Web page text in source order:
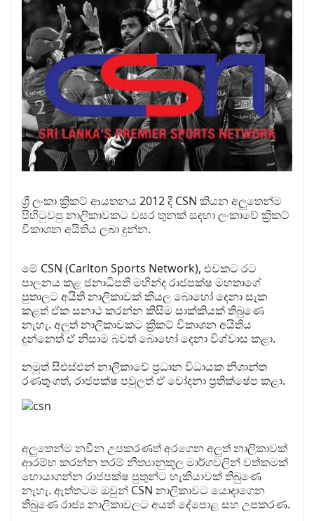
ශ්‍රී ලංකා ක්‍රිකට් ආයතනය 2012 දී CSN කියන අලුතෙන්ම
පිහිටුවපු නාලිකාවකට වසර තුනක් සඳහා ලංකාවේ ක්‍රිකට්
විකාශන අයිතිය ලබා දුන්න.
මේ CSN (Carlton Sports Network), එවකට රට
පාලනය කළ ජනාධිපති මහින්ද රාජපක්ෂ මහතාගේ
පුතාලට අයිති නාලිකාවක් කියල බොහෝ දෙනා සැක
කළත් ඒක සනාථ කරන්න කිසිම සාක්කියක් තිබුණෙ
නැහැ. අලුත් නාලිකාවකට ක්‍රිකට් විකාශන අයිතිය
දුන්නෙත් ඒ නිසාම බවත් බොහෝ දෙනා විශ්වාස කළා.
නමුත් සීඑස්එන් නාලිකාවේ ප්‍රධාන විධායක නිශාන්ත
රණතුංගත්, රාජපක්ෂ පවුලත් ඒ චෝදනා ප්‍රතික්ෂේප කළා.
අලුතෙන්ම නවීන උපකරණත් අරගෙන අලුත් නාලිකාවක්
ආරම්භ කරන්න තරම් නීත්‍යානුකූල මාර්ගවලින් වත්කමක්
හොයාගන්න රාජපක්ෂ පුතුන්ට හැකියාවක් තිබුණෙ
නැහැ. ඇත්තටම ඔවුන් CSN නාලිකාවට යොදාගෙන
තිබුණෙ රාජ්‍ය නාලිකාවලට අයත් දේපොළ සහ උපකරණ.